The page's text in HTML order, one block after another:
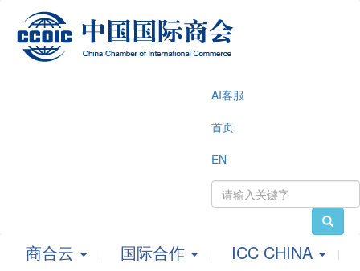
AI客服
首页
EN
商合云 国际合作
ICC CHINA